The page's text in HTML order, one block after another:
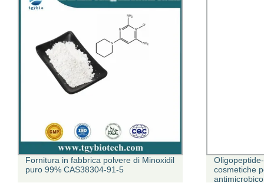
Fornitura in fabbrica polvere di Minoxidil
puro 99% CAS38304-91-5
cosmetiche